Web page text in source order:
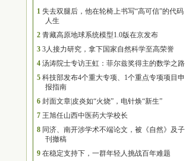
1 失去双腿后，他在轮椅上书写“高可信”的代码
人生
2 青藏高原地球系统模型1.0版在京发布
3 3人接力研究，拿下国家自然科学至高荣誉
4 汤涛院士专访王虹：菲尔兹奖得主的数学之路
5 科技部发布4个重大专项、1个重点专项项目申
报指南
6 封面文章|皮炎如“火烧”，电针焕“新生”
7 王旭任山西中医药大学校长
8 同济、南开涉学术不端论文，被《自然》及子
刊撤稿
9 在稳定支持下，一群年轻人挑战百年难题